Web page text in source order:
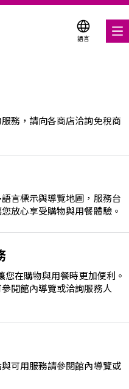
語言
務，請向各商店洽詢免稅商
言標示與導覽地圖，服務台
放心享受購物與用餐體驗。
在購物與用餐時更加便利。
閱館內導覽或洽詢服務人
可用服務請參閱館內導覽或